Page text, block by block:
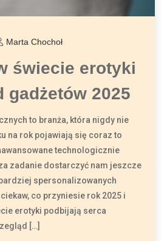
Marta Chochoł
świecie erotyki
gadżetów 2025
to branża, która nigdy nie
na rok pojawiają się coraz to
technologicznie
zadanie dostarczyć nam jeszcze
spersonalizowanych
co przyniesie rok 2025 i
erotyki podbijają serca
[…]